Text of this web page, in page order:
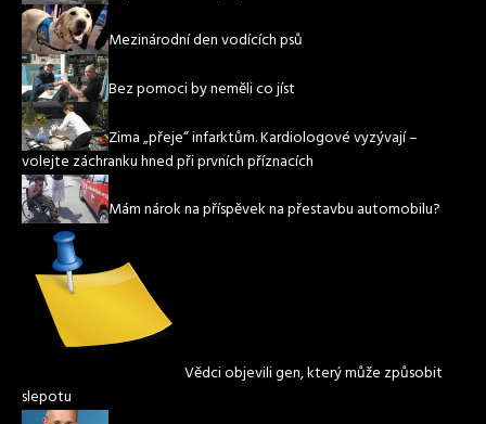
Mezinárodní den vodících psů
Bez pomoci by neměli co jíst
Zima „přeje“ infarktům. Kardiologové vyzývají –
volejte záchranku hned při prvních příznacích
Mám nárok na příspěvek na přestavbu automobilu?
Vědci objevili gen, který může způsobit
slepotu